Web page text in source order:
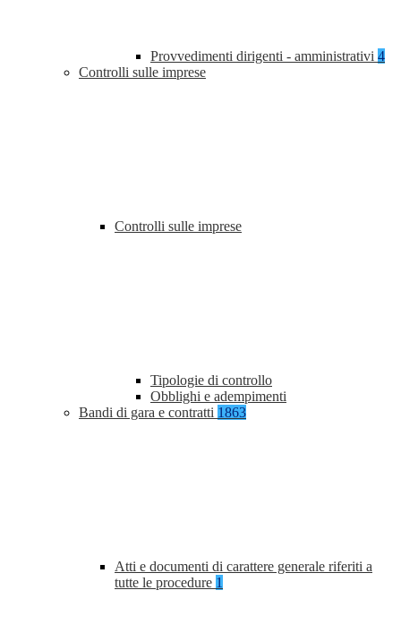
Provvedimenti dirigenti - amministrativi 4
Controlli sulle imprese
Controlli sulle imprese
Tipologie di controllo
Obblighi e adempimenti
Bandi di gara e contratti 1863
Atti e documenti di carattere generale riferiti a
tutte le procedure 1